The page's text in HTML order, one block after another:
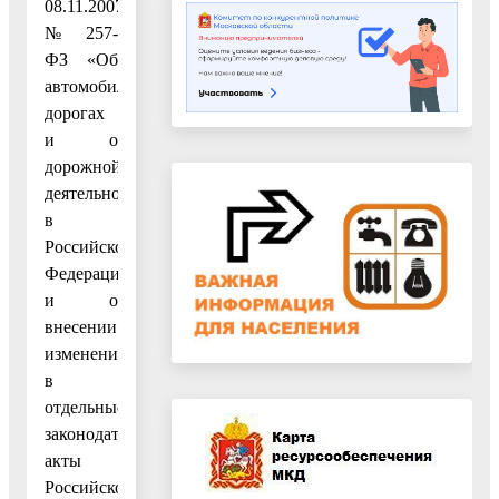
08.11.2007
№ 257-
ФЗ «Об
автомобильных
дорогах
и о
дорожной
деятельности
в
Российской
Федерации
и о
внесении
изменений
в
отдельные
законодательные
акты
Российской